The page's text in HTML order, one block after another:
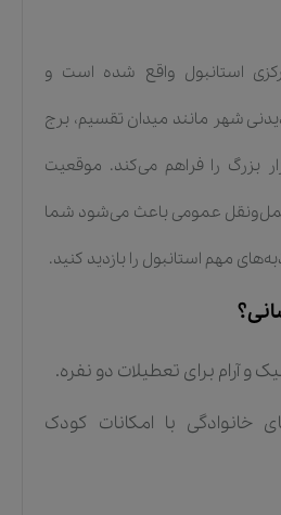
استانبول واقع شده است و
شهر مانند میدان تقسیم، برج
بزرگ را فراهم می‌کند. موقعیت
عمومی باعث می‌شود شما
مهم استانبول را بازدید کنید.
و آرام برای تعطیلات دو نفره.
خانوادگی با امکانات کودک